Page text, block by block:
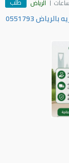
الرياض
توصيل الاثات المستعمل الي الجمعيه الخيريه بالرياض 0551793